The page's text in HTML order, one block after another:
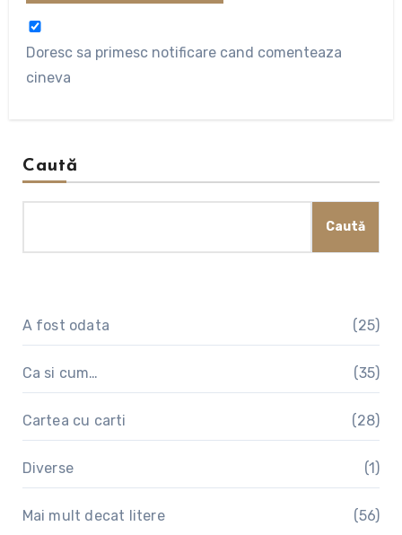
Doresc sa primesc notificare cand comenteaza
cineva
Caută
Caută
A fost odata (25)
Ca si cum… (35)
Cartea cu carti (28)
Diverse (1)
Mai mult decat litere (56)